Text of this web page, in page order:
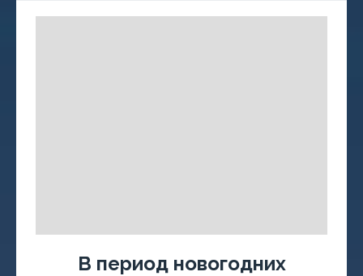
В период новогодних